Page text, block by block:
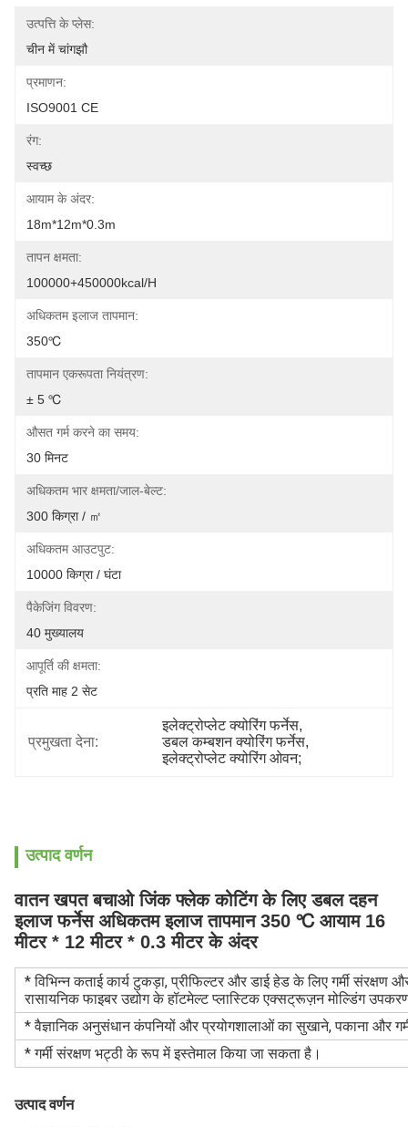
उत्पत्ति के प्लेस:
चीन में चांगझौ
प्रमाणन:
ISO9001 CE
रंग:
स्वच्छ
आयाम के अंदर:
18m*12m*0.3m
तापन क्षमता:
100000+450000kcal/h
अधिकतम इलाज तापमान:
350℃
तापमान एकरूपता नियंत्रण:
± 5 ℃
औसत गर्म करने का समय:
30 मिनट
अधिकतम भार क्षमता/जाल-बेल्ट:
300 किग्रा / ㎡
अधिकतम आउटपुट:
10000 किग्रा / घंटा
पैकेजिंग विवरण:
40 मुख्यालय
आपूर्ति की क्षमता:
प्रति माह 2 सेट
प्रमुखता देना:
इलेक्ट्रोप्लेट क्योरिंग फर्नेस,
डबल कम्बशन क्योरिंग फर्नेस,
इलेक्ट्रोप्लेट क्योरिंग ओवन;
उत्पाद वर्णन
वातन खपत बचाओ जिंक फ्लेक कोटिंग के लिए डबल दहन
इलाज फर्नेस अधिकतम इलाज तापमान 350 ℃ आयाम 16
मीटर * 12 मीटर * 0.3 मीटर के अंदर
* विभिन्न कताई कार्य टुकड़ा, प्रीफिल्टर और डाई हेड के लिए गर्मी संरक्षण
रासायनिक फाइबर उद्योग के हॉटमेल्ट प्लास्टिक एक्सट्रूज़न मोल्डिंग
* वैज्ञानिक अनुसंधान कंपनियों और प्रयोगशालाओं का सुखाने, पकाना और
* गर्मी संरक्षण भट्ठी के रूप में इस्तेमाल किया जा सकता है।
उत्पाद वर्णन